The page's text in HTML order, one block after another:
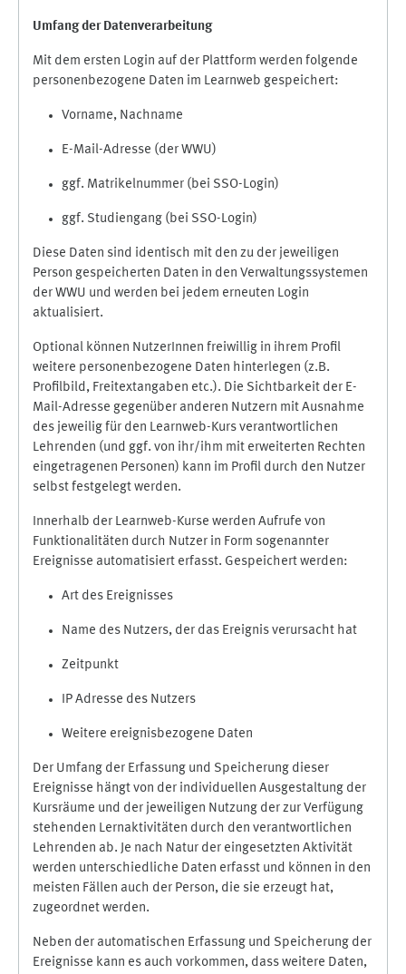
Umfang der Datenverarbeitung
Mit dem ersten Login auf der Plattform werden folgende
personenbezogene Daten im Learnweb gespeichert:
Vorname, Nachname
E-Mail-Adresse (der WWU)
ggf. Matrikelnummer (bei SSO-Login)
ggf. Studiengang (bei SSO-Login)
Diese Daten sind identisch mit den zu der jeweiligen
Person gespeicherten Daten in den Verwaltungssystemen
der WWU und werden bei jedem erneuten Login
aktualisiert.
Optional können NutzerInnen freiwillig in ihrem Profil
weitere personenbezogene Daten hinterlegen (z.B.
Profilbild, Freitextangaben etc.). Die Sichtbarkeit der E-
Mail-Adresse gegenüber anderen Nutzern mit Ausnahme
des jeweilig für den Learnweb-Kurs verantwortlichen
Lehrenden (und ggf. von ihr/ihm mit erweiterten Rechten
eingetragenen Personen) kann im Profil durch den Nutzer
selbst festgelegt werden.
Innerhalb der Learnweb-Kurse werden Aufrufe von
Funktionalitäten durch Nutzer in Form sogenannter
Ereignisse automatisiert erfasst. Gespeichert werden:
Art des Ereignisses
Name des Nutzers, der das Ereignis verursacht hat
Zeitpunkt
IP Adresse des Nutzers
Weitere ereignisbezogene Daten
Der Umfang der Erfassung und Speicherung dieser
Ereignisse hängt von der individuellen Ausgestaltung der
Kursräume und der jeweiligen Nutzung der zur Verfügung
stehenden Lernaktivitäten durch den verantwortlichen
Lehrenden ab. Je nach Natur der eingesetzten Aktivität
werden unterschiedliche Daten erfasst und können in den
meisten Fällen auch der Person, die sie erzeugt hat,
zugeordnet werden.
Neben der automatischen Erfassung und Speicherung der
Ereignisse kann es auch vorkommen, dass weitere Daten,